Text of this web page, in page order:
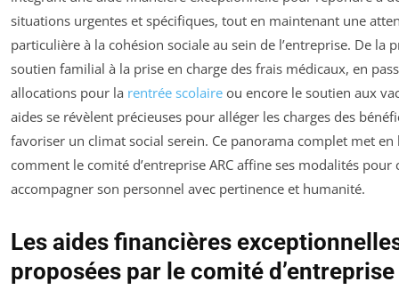
situations urgentes et spécifiques, tout en maintenant une
particulière à la cohésion sociale au sein de l’entreprise. De la
soutien familial à la prise en charge des frais médicaux, en
allocations pour la rentrée scolaire ou encore le soutien aux
aides se révèlent précieuses pour alléger les charges des
favoriser un climat social serein. Ce panorama complet met en
comment le comité d’entreprise ARC affine ses modalités pour
accompagner son personnel avec pertinence et humanité.
Les aides financières
proposées par le comité d’entreprise